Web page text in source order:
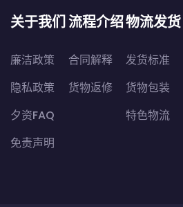
关于我们
廉洁政策
隐私政策
夕资FAQ
免责声明
流程介绍
合同解释
货物返修
物流发货
发货标准
货物包装
特色物流